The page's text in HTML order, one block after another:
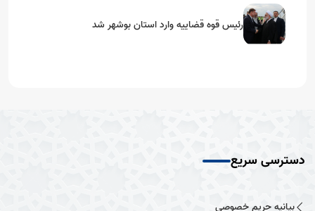
رئیس قوه قضاییه وارد استان بوشهر شد
دسترسی سریع
بیانیه حریم خصوصی